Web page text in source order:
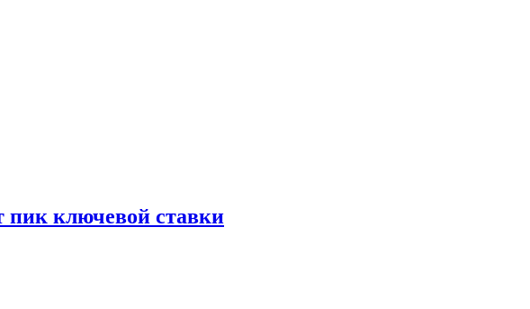
пик ключевой ставки